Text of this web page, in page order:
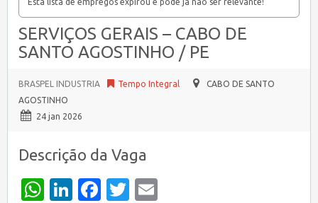
SERVIÇOS GERAIS – CABO DE
SANTO AGOSTINHO / PE
BRASPEL INDUSTRIA Tempo Integral
CABO DE SANTO
AGOSTINHO
24 jan 2026
Descrição da Vaga
WhatsApp
LinkedIn
Facebook
Twitter